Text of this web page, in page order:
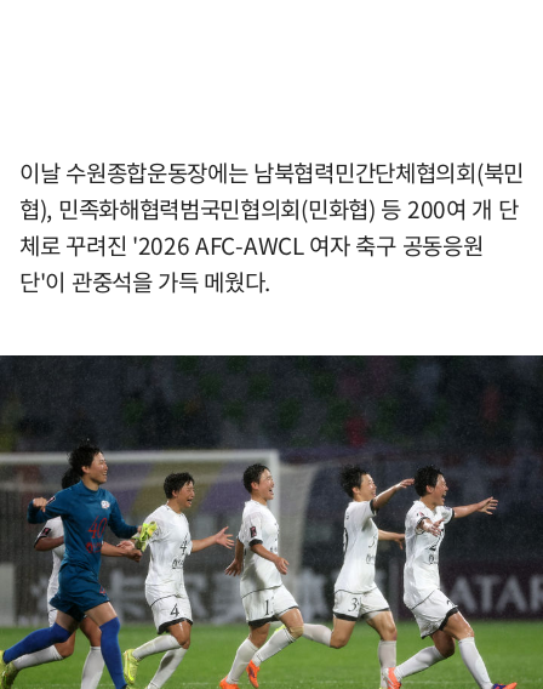
이날 수원종합운동장에는 남북협력민간단체협의회(북민
협), 민족화해협력범국민협의회(민화협) 등 200여 개 단
체로 꾸려진 '2026 AFC-AWCL 여자 축구 공동응원
단'이 관중석을 가득 메웠다.